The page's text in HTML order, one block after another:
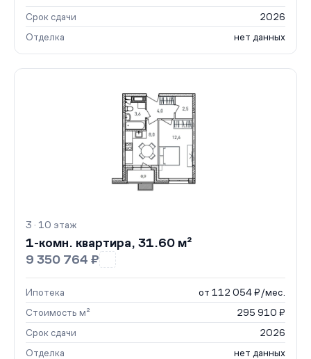
Срок сдачи
2026
Отделка
нет данных
3 · 10 этаж
1-комн. квартира, 31.60 м²
9 350 764 ₽
Ипотека
от 112 054 ₽/мес.
Стоимость м²
295 910 ₽
Срок сдачи
2026
Отделка
нет данных